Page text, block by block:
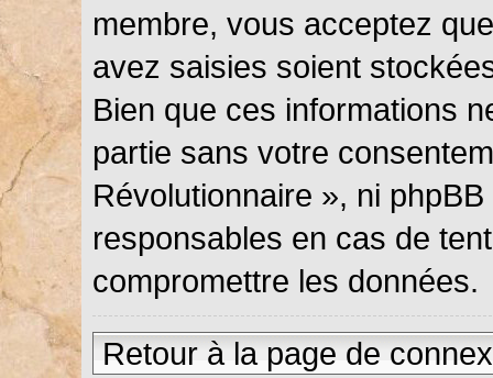
membre, vous acceptez
avez saisies soient
Bien que ces informations
partie sans votre
Révolutionnaire », ni
responsables en cas de
compromettre les données.
Retour à la page de